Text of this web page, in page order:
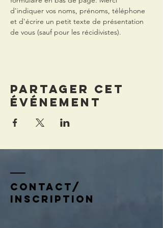
d'indiquer vos noms, prénoms, téléphone
et d'écrire un petit texte de présentation
de vous (sauf pour les récidivistes).
Partager cet
événement
contact/
inscription